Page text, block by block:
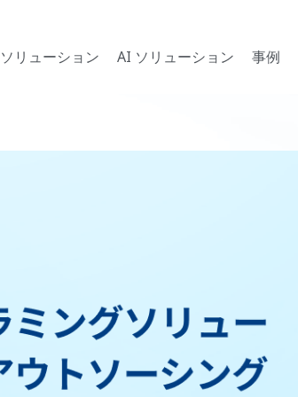
ソリューション AI ソリューション 事例